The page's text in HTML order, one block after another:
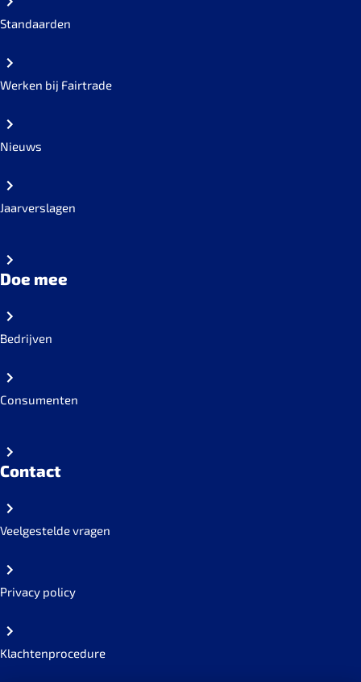
Standaarden
Werken bij Fairtrade
Nieuws
Jaarverslagen
Doe mee
Bedrijven
Consumenten
Contact
Veelgestelde vragen
Privacy policy
Klachtenprocedure